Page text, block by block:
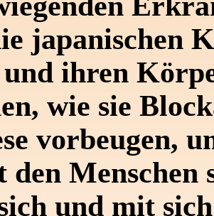
japanischen
ihren
wie sie
vorbeugen,
den Menschen
und mit